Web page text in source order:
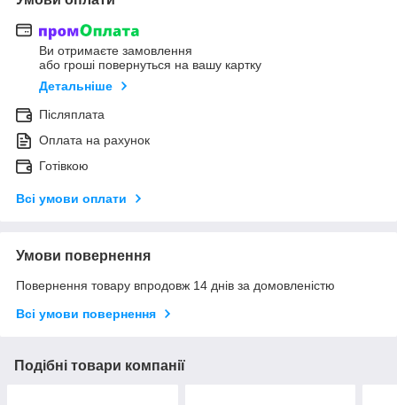
Ви отримаєте замовлення
або гроші повернуться на вашу картку
Детальніше
Післяплата
Оплата на рахунок
Готівкою
Всі умови оплати
Умови повернення
Повернення товару впродовж 14 днів за домовленістю
Всі умови повернення
Подібні товари компанії